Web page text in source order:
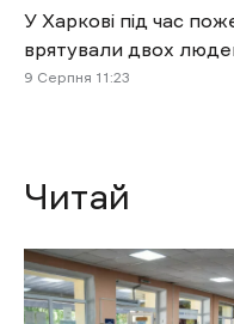
У Харкові під час
врятували двох
9 Cерпня 11:23
Читай